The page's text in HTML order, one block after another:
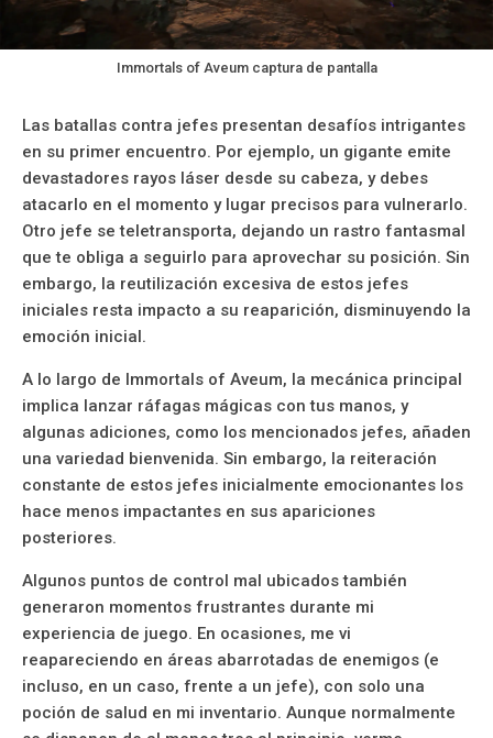
Immortals of Aveum captura de pantalla
Las batallas contra jefes presentan desafíos intrigantes
en su primer encuentro. Por ejemplo, un gigante emite
devastadores rayos láser desde su cabeza, y debes
atacarlo en el momento y lugar precisos para vulnerarlo.
Otro jefe se teletransporta, dejando un rastro fantasmal
que te obliga a seguirlo para aprovechar su posición. Sin
embargo, la reutilización excesiva de estos jefes
iniciales resta impacto a su reaparición, disminuyendo la
emoción inicial.
A lo largo de Immortals of Aveum, la mecánica principal
implica lanzar ráfagas mágicas con tus manos, y
algunas adiciones, como los mencionados jefes, añaden
una variedad bienvenida. Sin embargo, la reiteración
constante de estos jefes inicialmente emocionantes los
hace menos impactantes en sus apariciones
posteriores.
Algunos puntos de control mal ubicados también
generaron momentos frustrantes durante mi
experiencia de juego. En ocasiones, me vi
reapareciendo en áreas abarrotadas de enemigos (e
incluso, en un caso, frente a un jefe), con solo una
poción de salud en mi inventario. Aunque normalmente